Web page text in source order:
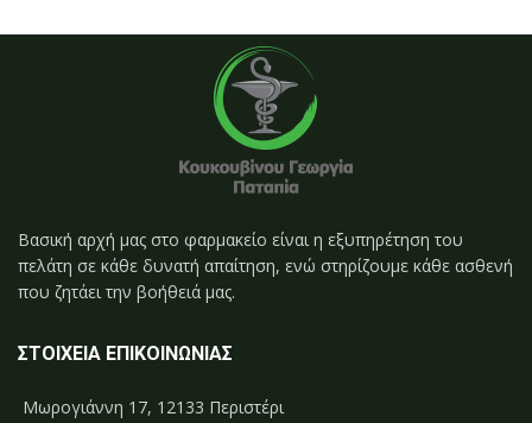
Βασική αρχή μας στο φαρμακείο είναι η εξυπηρέτηση του
πελάτη σε κάθε δυνατή απαίτηση, ενώ στηρίζουμε κάθε ασθενή
που ζητάει την βοήθειά μας.
ΣΤΟΙΧΕΙΑ ΕΠΙΚΟΙΝΩΝΙΑΣ
Μωρογιάννη 17, 12133 Περιστέρι